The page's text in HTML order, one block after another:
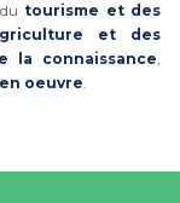
tourisme et des
et des
la connaissance,
oeuvre.